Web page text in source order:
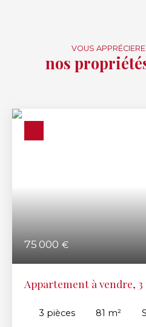
VOUS
nos
75 000 €
Appartement à vendre,
3 pièces 81 m²